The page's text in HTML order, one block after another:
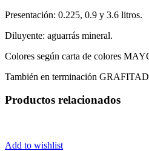
Presentación: 0.225, 0.9 y 3.6 litros.
Diluyente: aguarrás mineral.
Colores según carta de colores
También en terminación
Productos relacionados
Add to wishlist